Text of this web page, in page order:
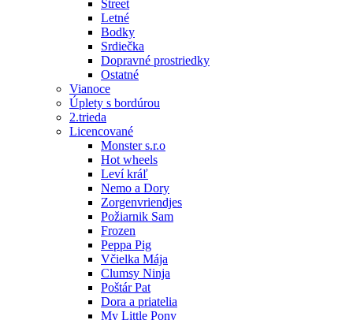
Street
Letné
Bodky
Srdiečka
Dopravné prostriedky
Ostatné
Vianoce
Úplety s bordúrou
2.trieda
Licencované
Monster s.r.o
Hot wheels
Leví kráľ
Nemo a Dory
Zorgenvriendjes
Požiarnik Sam
Frozen
Peppa Pig
Včielka Mája
Clumsy Ninja
Poštár Pat
Dora a priatelia
My Little Pony